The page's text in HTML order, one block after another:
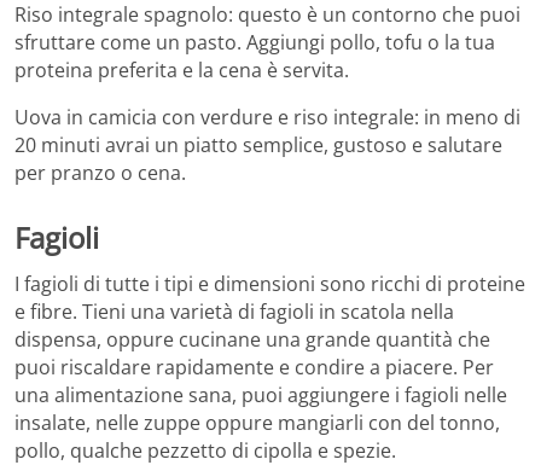
Riso integrale spagnolo: questo è un contorno che puoi
sfruttare come un pasto. Aggiungi pollo, tofu o la tua
proteina preferita e la cena è servita.
Uova in camicia con verdure e riso integrale: in meno di
20 minuti avrai un piatto semplice, gustoso e salutare
per pranzo o cena.
Fagioli
I fagioli di tutte i tipi e dimensioni sono ricchi di proteine
​​e fibre. Tieni una varietà di fagioli in scatola nella
dispensa, oppure cucinane una grande quantità che
puoi riscaldare rapidamente e condire a piacere. Per
una alimentazione sana, puoi aggiungere i fagioli nelle
insalate, nelle zuppe oppure mangiarli con del tonno,
pollo, qualche pezzetto di cipolla e spezie.